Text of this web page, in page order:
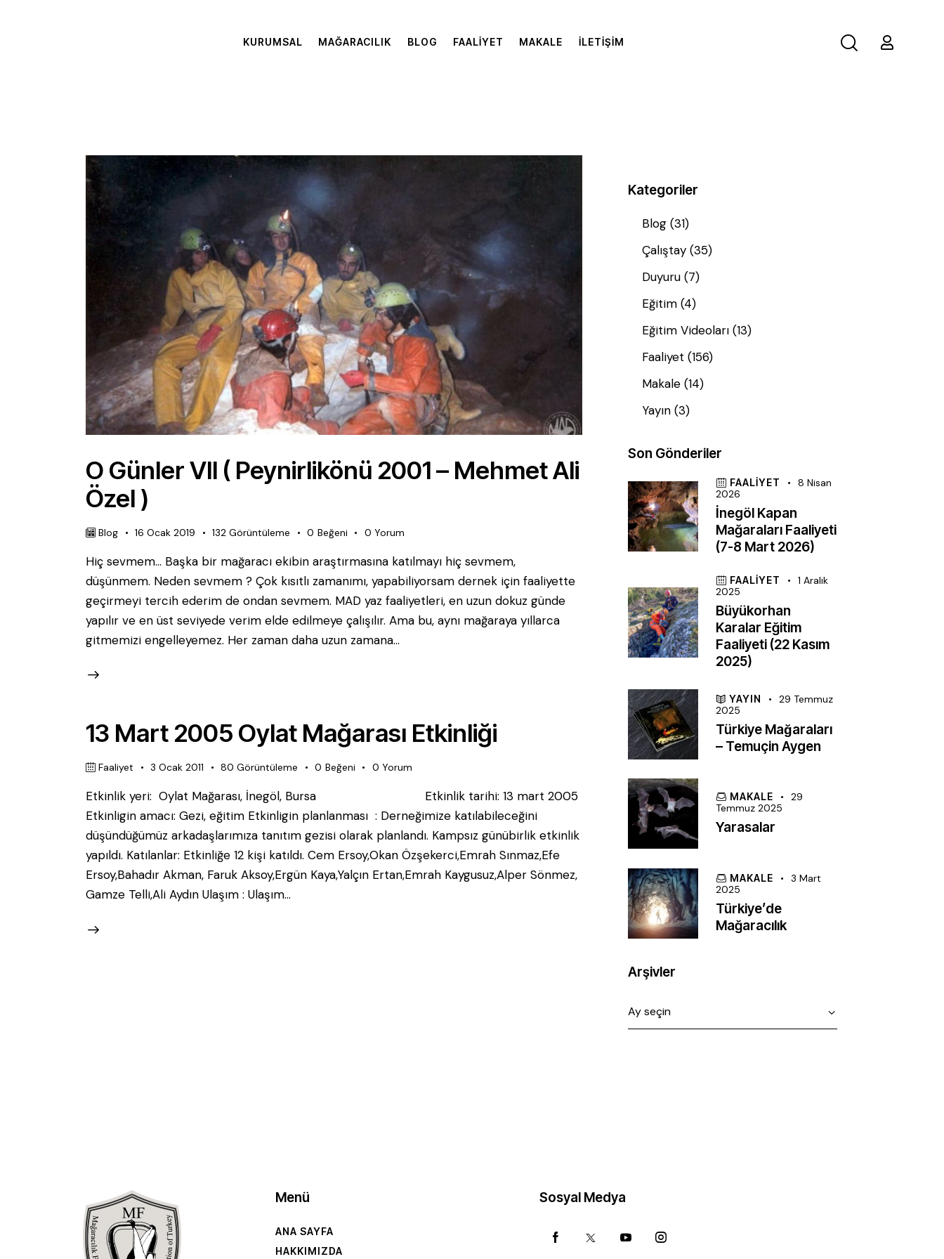
KURUMSAL MAĞARACILIK BLOG FAALIYET MAKALE İLETIŞIM
O Günler VII ( Peynirlikönü 2001 – Mehmet Ali
Özel )
Blog 16 Ocak 2019 132 Görüntüleme 0 Beğeni 0 Yorum
Hiç sevmem… Başka bir mağaracı ekibin araştırmasına katılmayı hiç sevmem,
düşünmem. Neden sevmem ? Çok kısıtlı zamanımı, yapabiliyorsam dernek için faaliyette
geçirmeyi tercih ederim de ondan sevmem. MAD yaz faaliyetleri, en uzun dokuz günde
yapılır ve en üst seviyede verim elde edilmeye çalışılır. Ama bu, aynı mağaraya yıllarca
gitmemizi engelleyemez. Her zaman daha uzun zamana…
13 Mart 2005 Oylat Mağarası Etkinliği
Faaliyet 3 Ocak 2011 80 Görüntüleme 0 Beğeni 0 Yorum
Etkinlik yeri: Oylat Mağarası, İnegöl, Bursa Etkinlik tarihi: 13 mart 2005
Etkinligin amacı: Gezi, eğitim Etkinligin planlanması : Derneğimize katılabileceğini
düşündüğümüz arkadaşlarımıza tanıtım gezisi olarak planlandı. Kampsız günübirlik etkinlik
yapıldı. Katılanlar: Etkinliğe 12 kişi katıldı. Cem Ersoy,Okan Özşekerci,Emrah Sınmaz,Efe
Ersoy,Bahadır Akman, Faruk Aksoy,Ergün Kaya,Yalçın Ertan,Emrah Kaygusuz,Alper Sönmez,
Gamze Telli,Ali Aydın Ulaşım : Ulaşım…
Kategoriler
Blog (31)
Çalıştay (35)
Duyuru (7)
Eğitim (4)
Eğitim Videoları (13)
Faaliyet (156)
Makale (14)
Yayın (3)
Son Gönderiler
FAALIYET
8 Nisan
2026
İnegöl Kapan
Mağaraları Faaliyeti
(7-8 Mart 2026)
FAALIYET
1 Aralık
2025
Büyükorhan
Karalar Eğitim
Faaliyeti (22 Kasım
2025)
YAYIN
29 Temmuz
2025
Türkiye Mağaraları
– Temuçin Aygen
MAKALE
29
Temmuz 2025
Yarasalar
MAKALE
3 Mart
2025
Türkiye’de
Mağaracılık
Arşivler
Menü
ANA SAYFA
HAKKIMIZDA
Sosyal Medya